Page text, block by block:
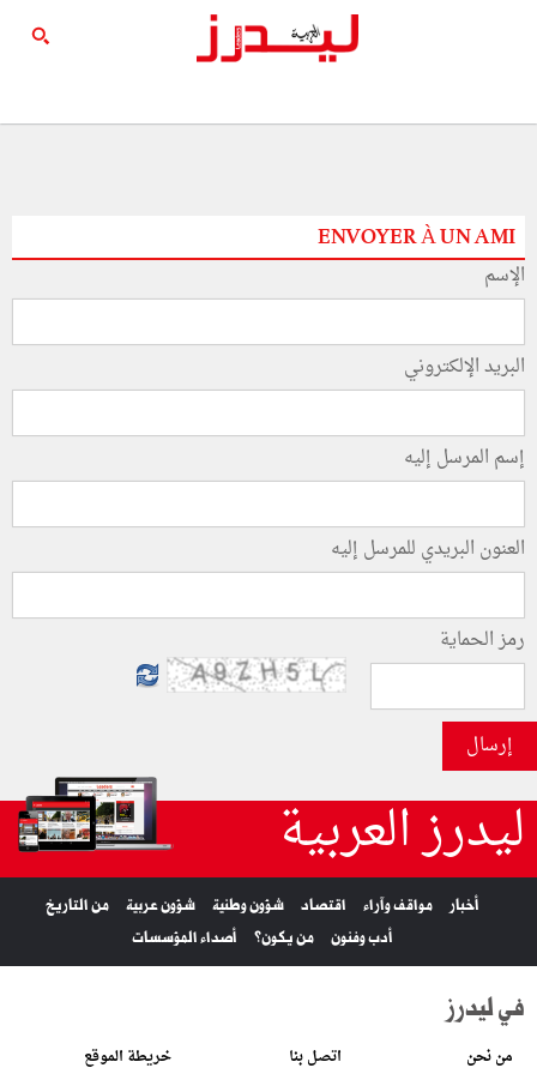
ENVOYER À UN AMI
الإسم
البريد الإلكتروني
إسم المرسل إليه
العنون البريدي للمرسل إليه
رمز الحماية
إرسال
ليدرز العربية
أخبار مواقف وآراء اقتصاد شؤون وطنية شؤون عربية
من التاريخ
أدب وفنون
من يكون؟ أصداء المؤسسات
في ليدرز
من نحن اتصل بنا خريطة الموقع